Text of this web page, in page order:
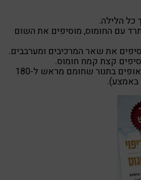
כל הלילה.
עם החומוס, מוסיפים את השום
את שאר המרכיבים ומערבבים.
קצת קמח חומוס.
יוצרים מהעיסה כדורים קטנים, אופים בתנור שחומם מראש ל-180